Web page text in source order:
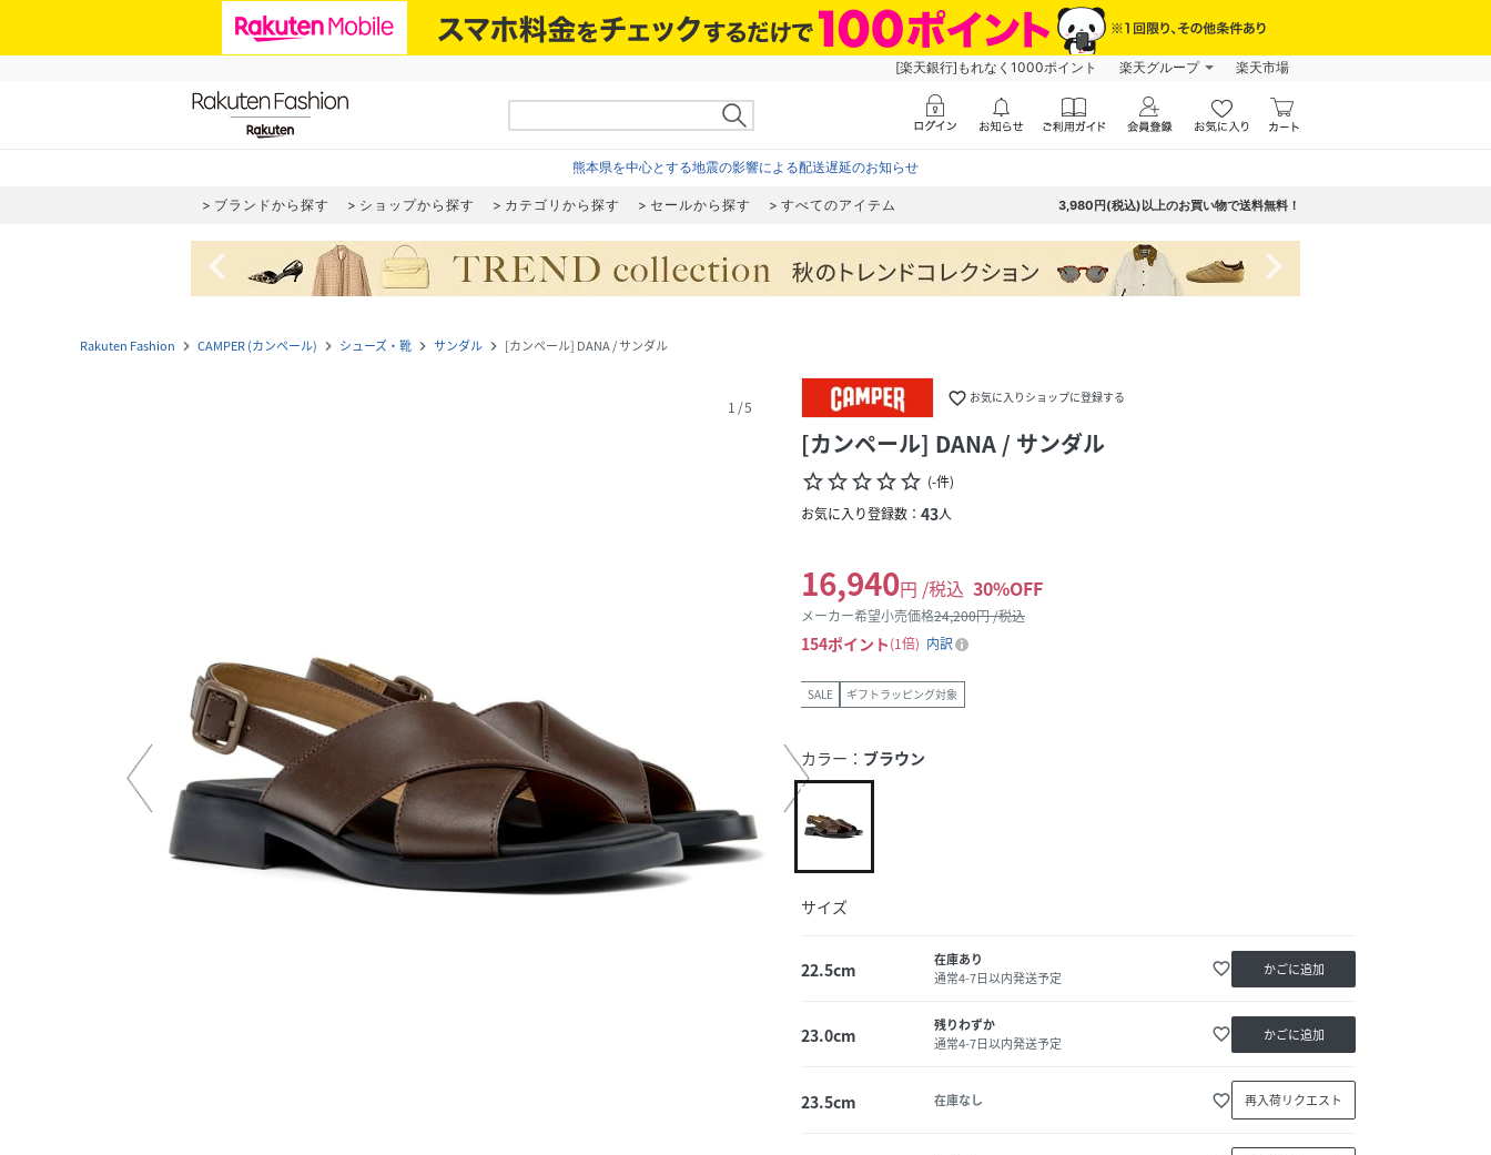
[楽天銀行]もれなく1000ポイント 楽天グループ 楽天市場
熊本県を中心とする地震の影響による配送遅延のお知らせ
ブランドから探す ショップから探す カテゴリから探す セールから探す すべてのアイテム 3,980円(税込)以上のお買い物で送料無料！
navigate_before navigate_next
Rakuten Fashion navigate_next CAMPER (カンペール) navigate_next シューズ・靴 navigate_next サンダル navigate_next [カンペール] DANA / サンダル
1 /5 favorite_border お気に入りショップに登録する
[カンペール] DANA / サンダル
star_borderstar_borderstar_borderstar_borderstar_border (-件)
お気に入り登録数： 43人
16,940円 /税込 30%OFF
メーカー希望小売価格24,200円 /税込
154ポイント 1倍 内訳
SALE ギフトラッピング対象
カラー： ブラウン
サイズ
22.5cm
在庫あり
通常4-7日以内発送予定
favorite_border かごに追加
23.0cm
残りわずか
通常4-7日以内発送予定
favorite_border かごに追加
23.5cm 在庫なし favorite_border 再入荷リクエスト